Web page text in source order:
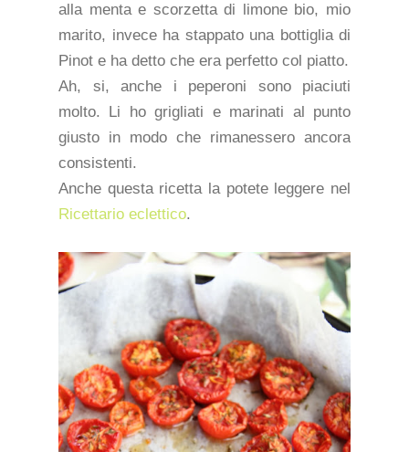
alla menta e scorzetta di limone bio, mio
marito, invece ha stappato una bottiglia di
Pinot e ha detto che era perfetto col piatto.
Ah, si, anche i peperoni sono piaciuti
molto. Li ho grigliati e marinati al punto
giusto in modo che rimanessero ancora
consistenti.
Anche questa ricetta la potete leggere nel
Ricettario eclettico.